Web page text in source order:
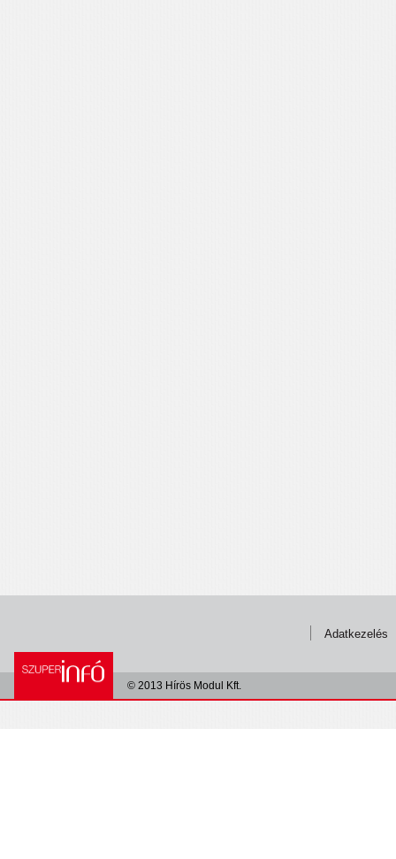
Adatkezelés
© 2013 Hírös Modul Kft.